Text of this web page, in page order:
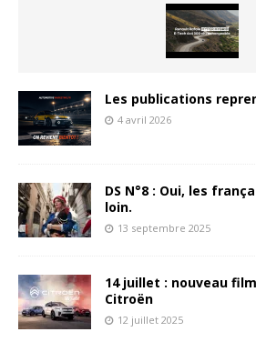
Les publications
4 avril 2026
DS N°8 : Oui, les
loin.
13 septembre 2025
14 juillet : nouveau
Citroën
12 juillet 2025